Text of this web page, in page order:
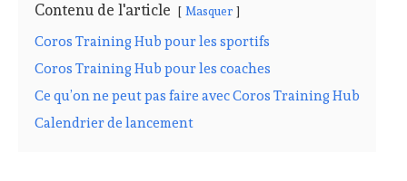
Contenu de l'article Masquer
Coros Training Hub pour les sportifs
Coros Training Hub pour les coaches
Ce qu’on ne peut pas faire avec Coros Training Hub
Calendrier de lancement